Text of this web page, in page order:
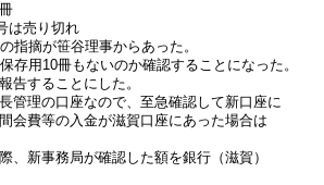
り切れ
摘が笹谷理事からあった。
存用10冊もないのか確認することになった。
告することにした。
管理の口座なので、至急確認して新口座に
会費等の入金が滋賀口座にあった場合は
、新事務局が確認した額を銀行（滋賀）